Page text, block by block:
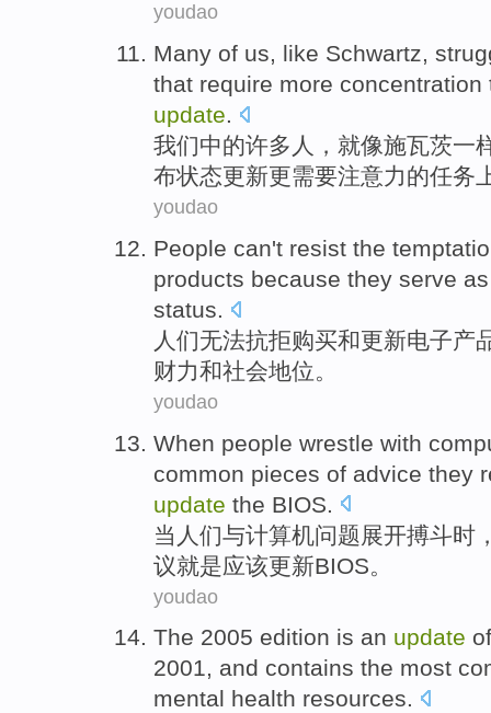
youdao
Many of us, like Schwartz,
that require more concentration
update.
我们中的许多人 ， 就像施瓦茨一
布状态更新更需要注意力的任务
youdao
People can't resist the
products because they serve
status.
人们无法抗拒购买和更新电子产
财力和社会地位。
youdao
When people wrestle with
common pieces of advice they
update the BIOS
当 人们与计算机问题 展开搏斗时
议就是应该更新BIOS 。
youdao
The 2005 edition is an update of
2001, and contains the most
mental health resources.